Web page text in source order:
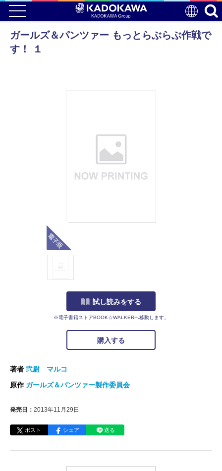
ガールズ＆パンツァー もっとらぶらぶ作戦で
す！ １
試し読みをする
※電子書籍ストアBOOK☆WALKERへ移動します。
購入する
著者 弐尉 マルコ
原作 ガールズ＆パンツァー製作委員会
発売日： 2013年11月29日
ポスト シェア 送る